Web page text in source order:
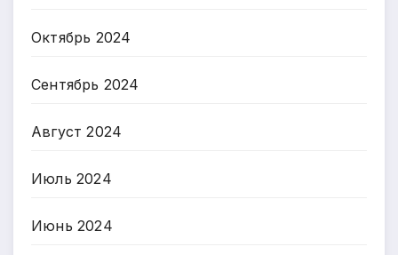
Октябрь 2024
Сентябрь 2024
Август 2024
Июль 2024
Июнь 2024